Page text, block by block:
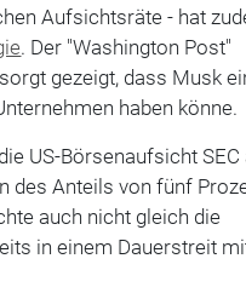
Aufsichtsräte - hat
. Der "Washington Post"
gezeigt, dass Musk
haben könne.
US-Börsenaufsicht SEC
des Anteils von fünf
auch nicht gleich die
in einem Dauerstreit